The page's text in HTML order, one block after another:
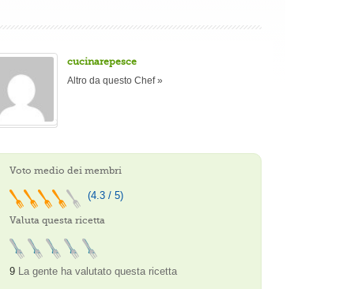
cucinarepesce
Altro da questo Chef »
Voto medio dei membri
(4.3 / 5)
Valuta questa ricetta
9 La gente ha valutato questa ricetta